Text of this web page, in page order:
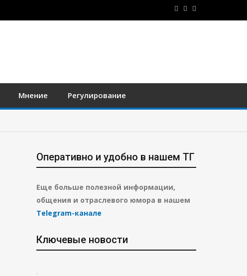
Мнение Регулирование
Оперативно и удобно в нашем ТГ
Еще больше полезной информации,
общения и отраслевого юмора в нашем
Telegram-канале
Ключевые новости